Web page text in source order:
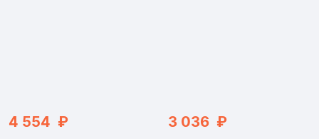
4 554 ₽ 3 036 ₽